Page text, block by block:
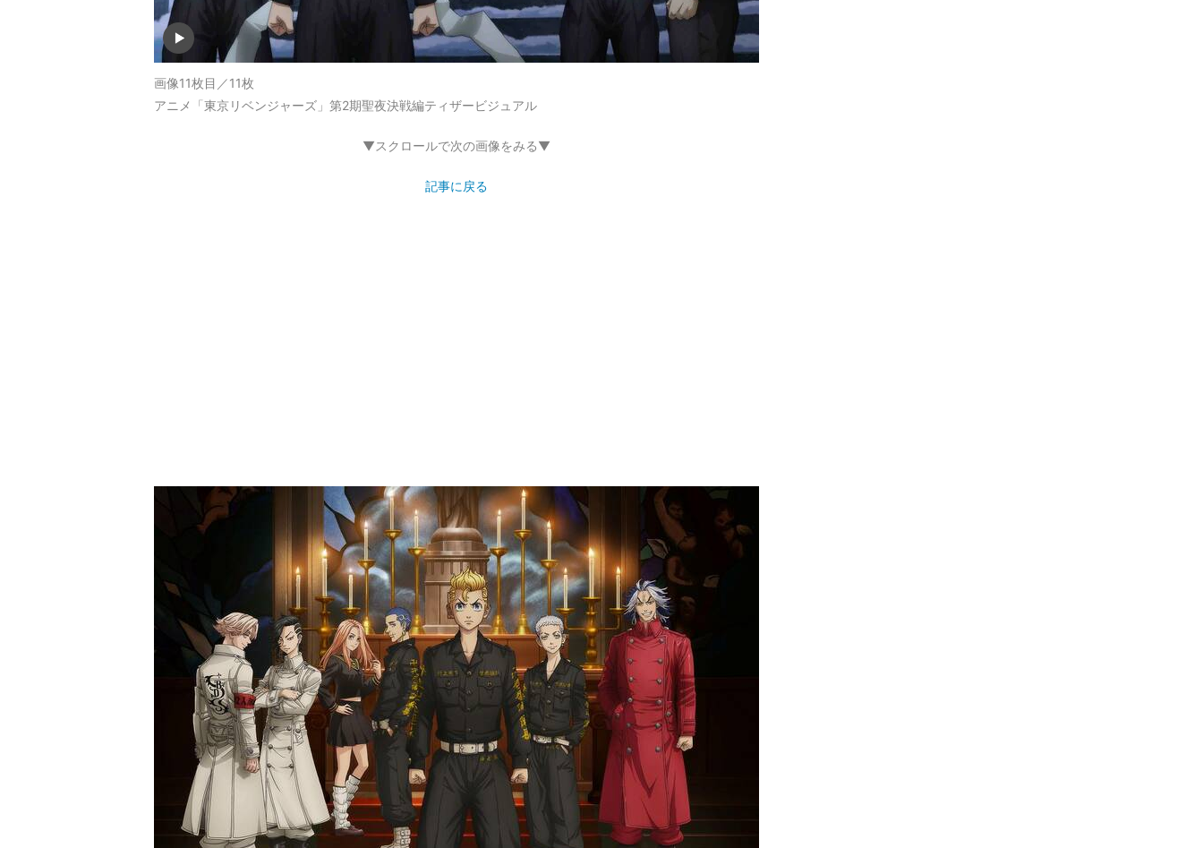
画像11枚目／11枚
アニメ「東京リベンジャーズ」第2期聖夜決戦編ティザービジュアル
▼スクロールで次の画像をみる▼
記事に戻る